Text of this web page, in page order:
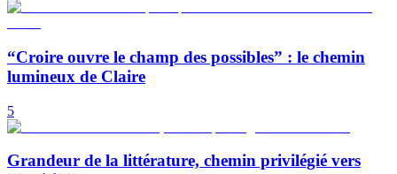
“Croire ouvre le champ des possibles” : le chemin
lumineux de Claire
5
Grandeur de la littérature, chemin privilégié vers